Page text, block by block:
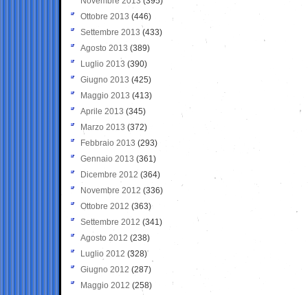
Ottobre 2013 (446)
Settembre 2013 (433)
Agosto 2013 (389)
Luglio 2013 (390)
Giugno 2013 (425)
Maggio 2013 (413)
Aprile 2013 (345)
Marzo 2013 (372)
Febbraio 2013 (293)
Gennaio 2013 (361)
Dicembre 2012 (364)
Novembre 2012 (336)
Ottobre 2012 (363)
Settembre 2012 (341)
Agosto 2012 (238)
Luglio 2012 (328)
Giugno 2012 (287)
Maggio 2012 (258)